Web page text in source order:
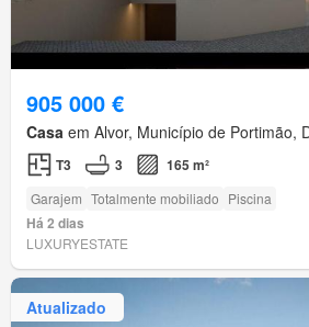
905 000 €
Casa em Alvor, Município de Portimão,
T3 3 165 m²
Garajem Totalmente mobiliado Piscina
Há 2 dias
LUXURYESTATE
Atualizado